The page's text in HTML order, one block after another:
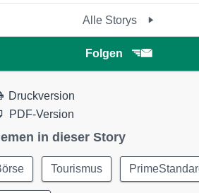
Alle Storys
Folgen
Druckversion
PDF-Version
in dieser Story
Tourismus